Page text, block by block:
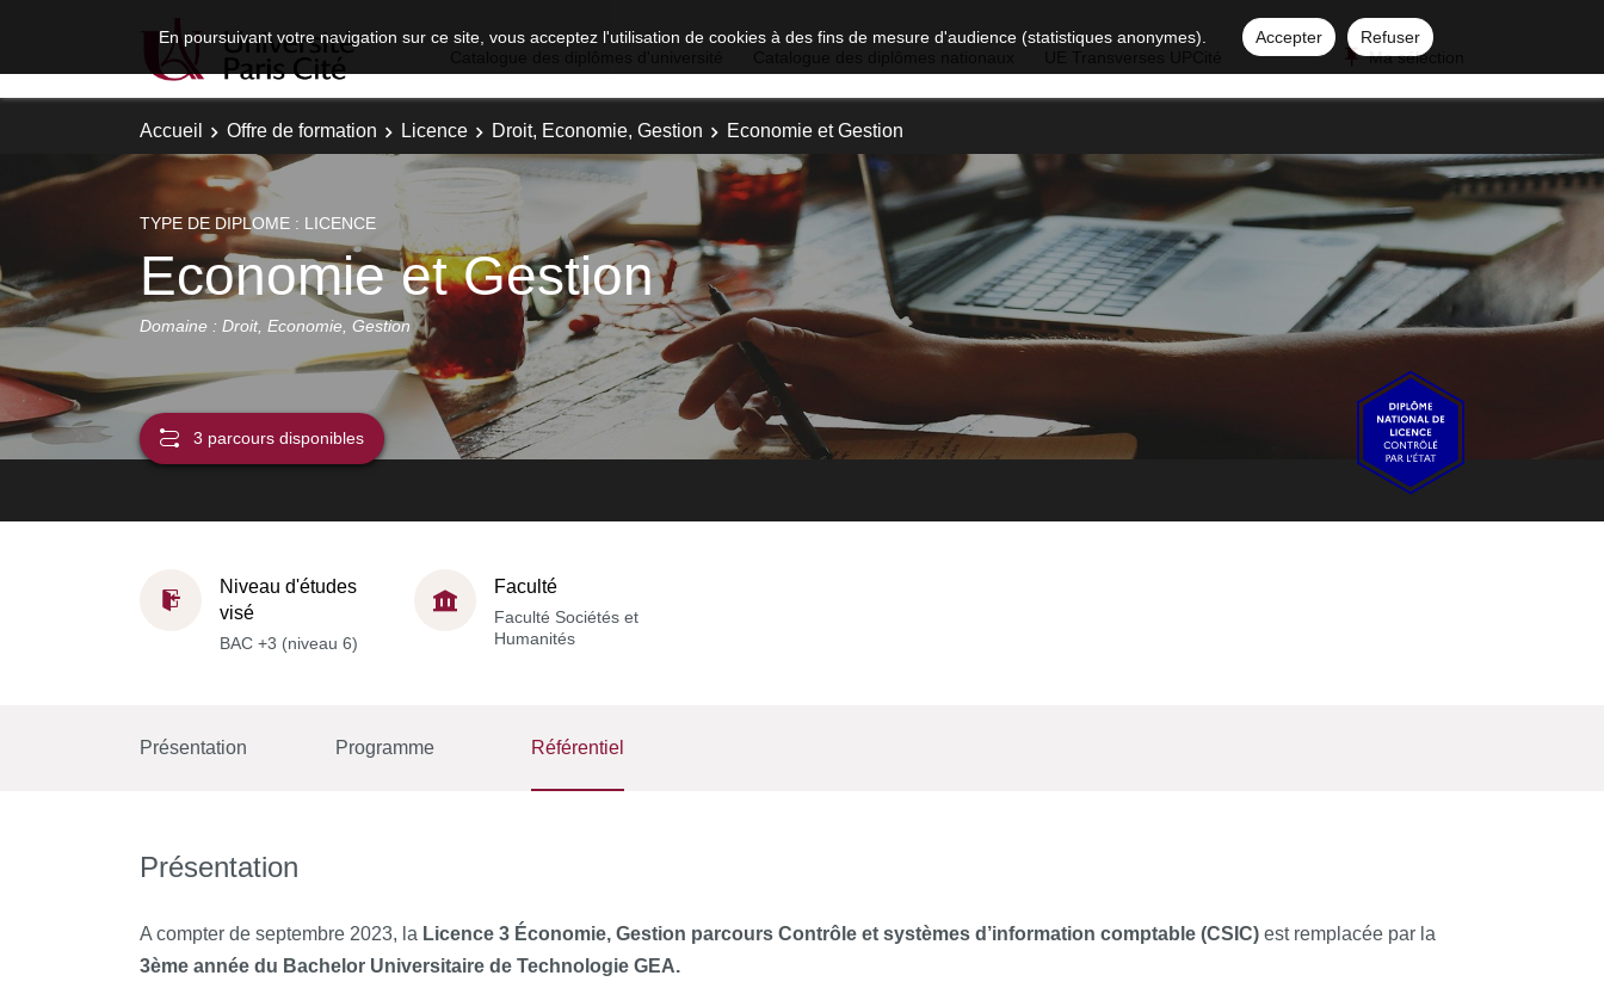
En poursuivant votre navigation sur ce site, vous acceptez l'utilisation de cookies à des fins de mesure d'audience (statistiques anonymes). Accepter
Refuser
Ma sélection
Accueil Offre de formation Licence Droit, Economie, Gestion Economie et Gestion
TYPE DE DIPLOME : LICENCE
Economie et Gestion
Domaine : Droit, Economie, Gestion
3 parcours disponibles
Niveau d'études
visé
BAC +3 (niveau 6)
Faculté
Faculté Sociétés et
Humanités
Présentation Programme Référentiel
Présentation
A compter de septembre 2023, la Licence 3 Économie, Gestion parcours Contrôle et systèmes d’information comptable (CSIC) est remplacée par la
3ème année du Bachelor Universitaire de Technologie GEA.